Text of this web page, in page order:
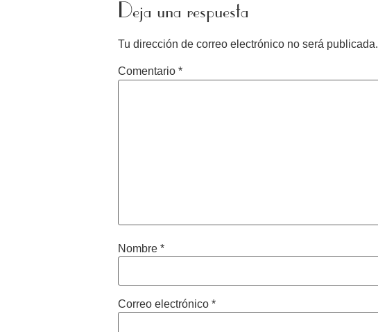
Deja una respuesta
Tu dirección de correo electrónico no será publicada.
Comentario *
Nombre *
Correo electrónico *